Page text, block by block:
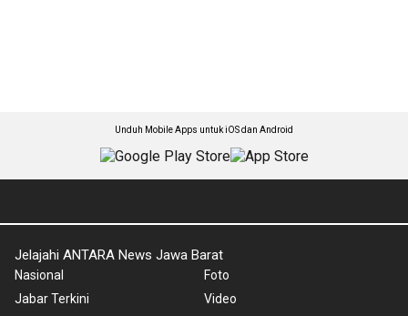
Unduh Mobile Apps untuk iOS dan Android
Jelajahi ANTARA News Jawa Barat
Nasional
Jabar Terkini
Foto
Video